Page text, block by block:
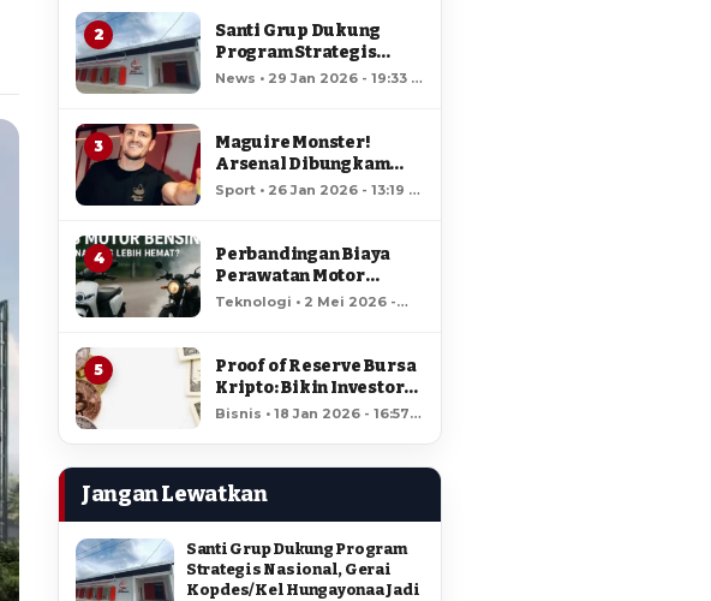
2
Santi Grup Dukung
Program Strategis
Nasional, Gerai
Tercepat Dibangun di
Gorontalo
News • 29 Jan 2026 - 19:33 •
3
Maguire Monster!
Arsenal Dibungkam
Raja MU!
Sport • 26 Jan 2026 - 13:19 •
4
Perbandingan Biaya
Perawatan Motor
Listrik dan Motor
Teknologi • 2 Mei 2026 -
5
Proof of Reserve Bursa
Kripto: Bikin Investor
Kaya Raya?
Bisnis • 18 Jan 2026 - 16:57 •
Jangan Lewatkan
Santi Grup Dukung Program
Strategis Nasional, Gerai
Kopdes/Kel Hungayonaa Jadi